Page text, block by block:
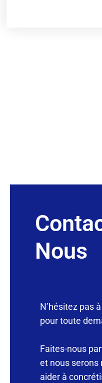
Nous
N’hésitez pas
pour toute
Faites-nous
et nous serons
aider à